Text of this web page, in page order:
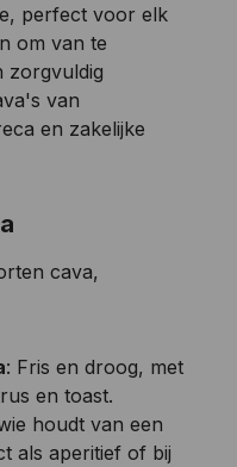
perfect voor elk
om van te
zorgvuldig
van
en zakelijke
cava,
: Fris en droog, met
en toast.
houdt van een
als aperitief of bij